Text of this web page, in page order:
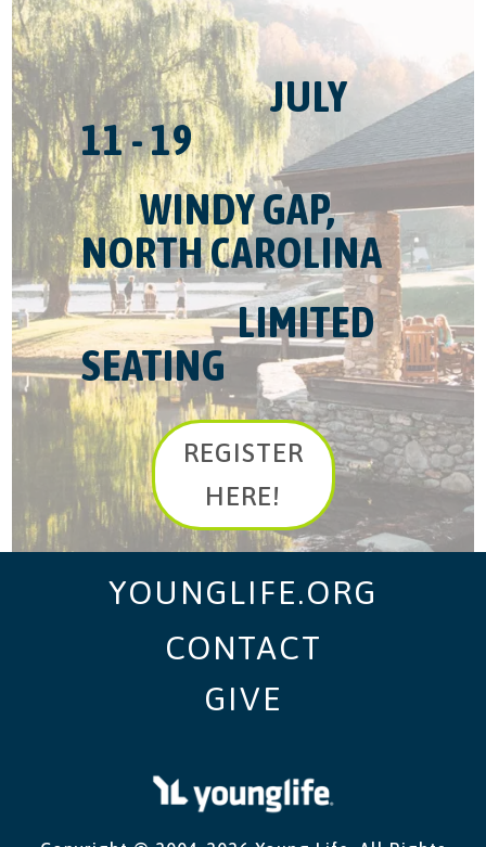
​ ​ ​ ​ ​ ​ ​ ​ ​ ​ ​ ​ ​ ​ ​ ​ ​ ​ ​ ​ ​ ​ ​ ​ ​ ​ ​ ​ ​ JULY
11 - 19
​ ​ ​ ​ ​ ​ ​ ​ ​ WINDY GAP,
NORTH CAROLINA
​ ​ ​ ​ ​ ​ ​ ​ ​ ​ ​ ​ ​ ​ ​ ​ ​ ​ ​ ​ ​ ​ ​ ​ LIMITED
SEATING
REGISTER
HERE!
YOUNGLIFE.ORG
CONTACT
GIVE